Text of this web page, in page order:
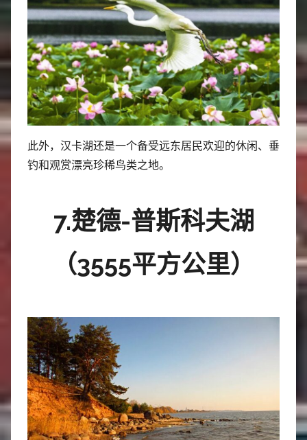
此外，汉卡湖还是一个备受远东居民欢迎的休闲、垂
钓和观赏漂亮珍稀鸟类之地。
7.楚德-普斯科夫湖
（3555平方公里）